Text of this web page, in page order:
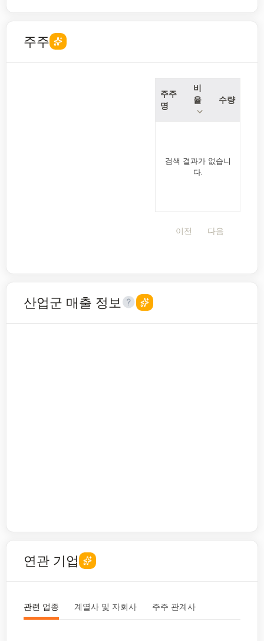
주주
주주
명
비
율
수량
검색 결과가 없습니
다.
이전 다음
산업군 매출 정보
연관 기업
관련 업종 계열사 및 자회사 주주 관계사